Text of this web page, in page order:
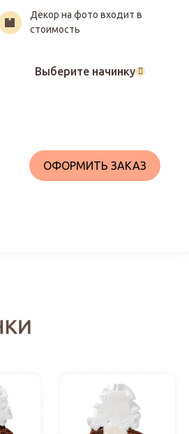
Декор на фото входит в
стоимость
Выберите начинку
ОФОРМИТЬ ЗАКАЗ